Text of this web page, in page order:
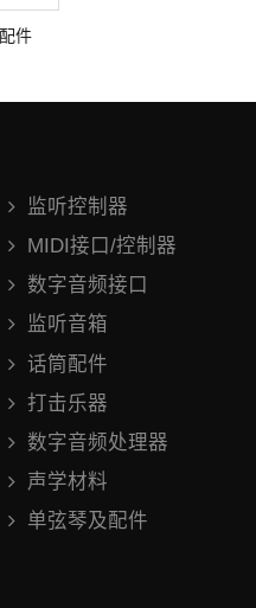
件
监听控制器
MIDI接口/控制器
数字音频接口
监听音箱
话筒配件
打击乐器
数字音频处理器
声学材料
单弦琴及配件